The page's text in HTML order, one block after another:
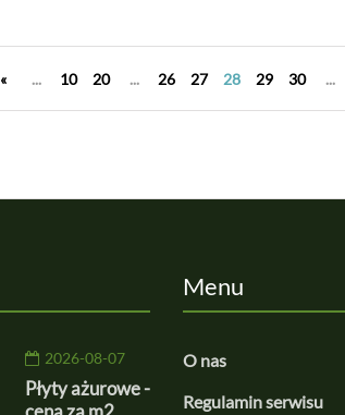
« ... 10 20 ... 26 27 28 29 30 ...
2026-08-07
Płyty ażurowe -
Menu
O nas
Regulamin serwisu